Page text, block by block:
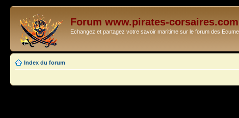
Forum www.pirates-corsaires.com
Echangez et partagez votre savoir maritime sur le forum des
Index du forum